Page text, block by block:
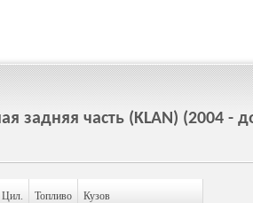
задняя часть (KLAN) (2004 -
Цил. Топливо Кузов